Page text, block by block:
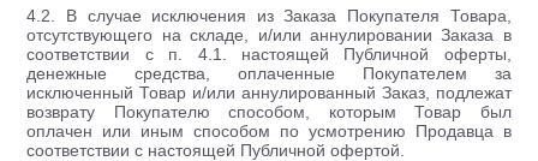
4.2. В случае исключения из Заказа Покупателя Товара,
отсутствующего на складе, и/или аннулировании Заказа в
соответствии с п. 4.1. настоящей Публичной оферты,
денежные средства, оплаченные Покупателем за
исключенный Товар и/или аннулированный Заказ, подлежат
возврату Покупателю способом, которым Товар был
оплачен или иным способом по усмотрению Продавца в
соответствии с настоящей Публичной офертой.